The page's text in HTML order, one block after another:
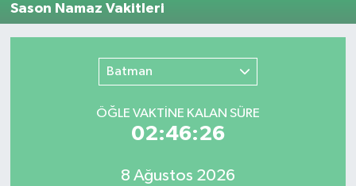
Sason Namaz Vakitleri
Batman
ÖĞLE VAKTİNE KALAN SÜRE
02:46:26
8 Ağustos 2026
ANA SAYFA
Güncel
Zonguldak Hava Durumu
Süper Lig Puan Durumu ve Fikstür
Tüm Manşetler